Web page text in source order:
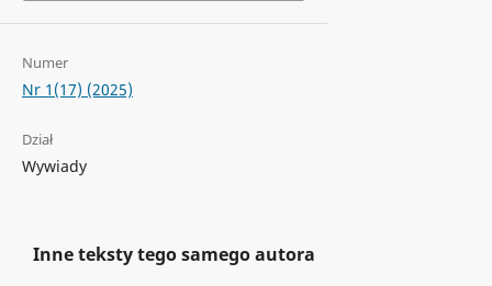
Numer
Nr 1(17) (2025)
Dział
Wywiady
Inne teksty tego samego autora